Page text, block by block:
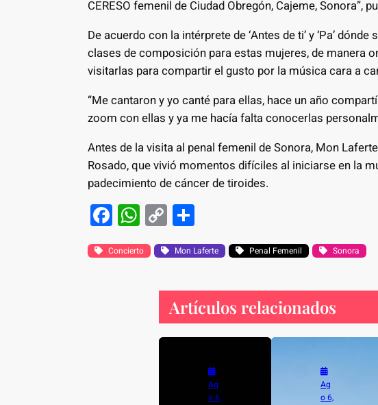
CERESO femenil de Ciudad Obregón, Cajeme, Sonora”,
De acuerdo con la intérprete de ‘Antes de ti’ y ‘Pa’
clases de composición para estas mujeres, de manera
visitarlas para compartir el gusto por la música cara a
“Me cantaron y yo canté para ellas, hace un año
zoom con ellas y ya me hacía falta conocerlas
Antes de la visita al penal femenil de Sonora, Mon
Rosado, que vivió momentos difíciles al iniciarse en la
padecimiento de cáncer de tiroides.
F
a
c
W
h
at
C
o
p
Li
n
k
h
ar
Concierto Mon Laferte Penal Femenil Sonora
Artículos relacionados
Ag
o 6,
Ag
o 6,